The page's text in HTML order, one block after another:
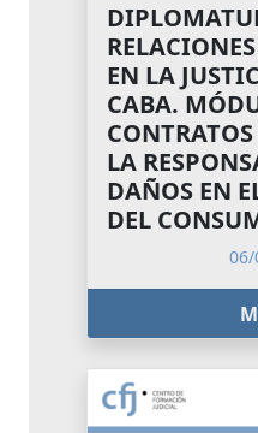
EN LA
CABA.
CONTRATOS
LA
DAÑOS EN
DEL
06/